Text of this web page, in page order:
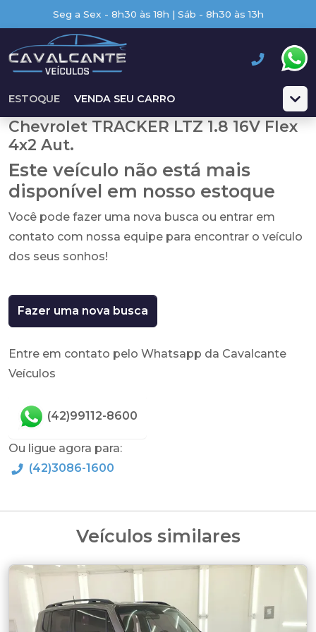
Seg a Sex - 8h30 às 18h | Sáb - 8h30 às 13h
ESTOQUE VENDA SEU CARRO
Chevrolet TRACKER LTZ 1.8 16V Flex
4x2 Aut.
Este veículo não está mais
disponível em nosso estoque
Você pode fazer uma nova busca ou entrar em
contato com nossa equipe para encontrar o veículo
dos seus sonhos!
Fazer uma nova busca
Entre em contato pelo Whatsapp da Cavalcante
Veículos
(42)99112-8600
Ou ligue agora para:
(42)3086-1600
Veículos similares